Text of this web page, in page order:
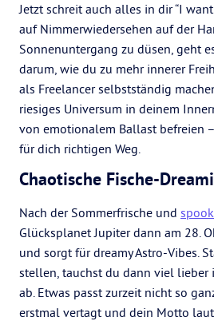
Jetzt schreit auch alles in dir “I
auf Nimmerwiedersehen auf der
Sonnenuntergang zu düsen, geht
darum, wie du zu mehr innerer
als Freelancer selbstständig
riesiges Universum in deinem
von emotionalem Ballast befreien
für dich richtigen Weg.
Chaotische Fische-
Nach der Sommerfrische und
Glücksplanet Jupiter dann am 28.
und sorgt für dreamy Astro-Vibes.
stellen, tauchst du dann viel lieber
ab. Etwas passt zurzeit nicht so
erstmal vertagt und dein Motto